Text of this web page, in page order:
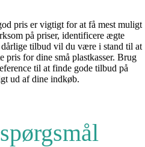
pris er vigtigt for at få mest muligt
på priser, identificere ægte
tilbud vil du være i stand til at
pris for dine små plastkasser. Brug
til at finde gode tilbud på
ud af dine indkøb.